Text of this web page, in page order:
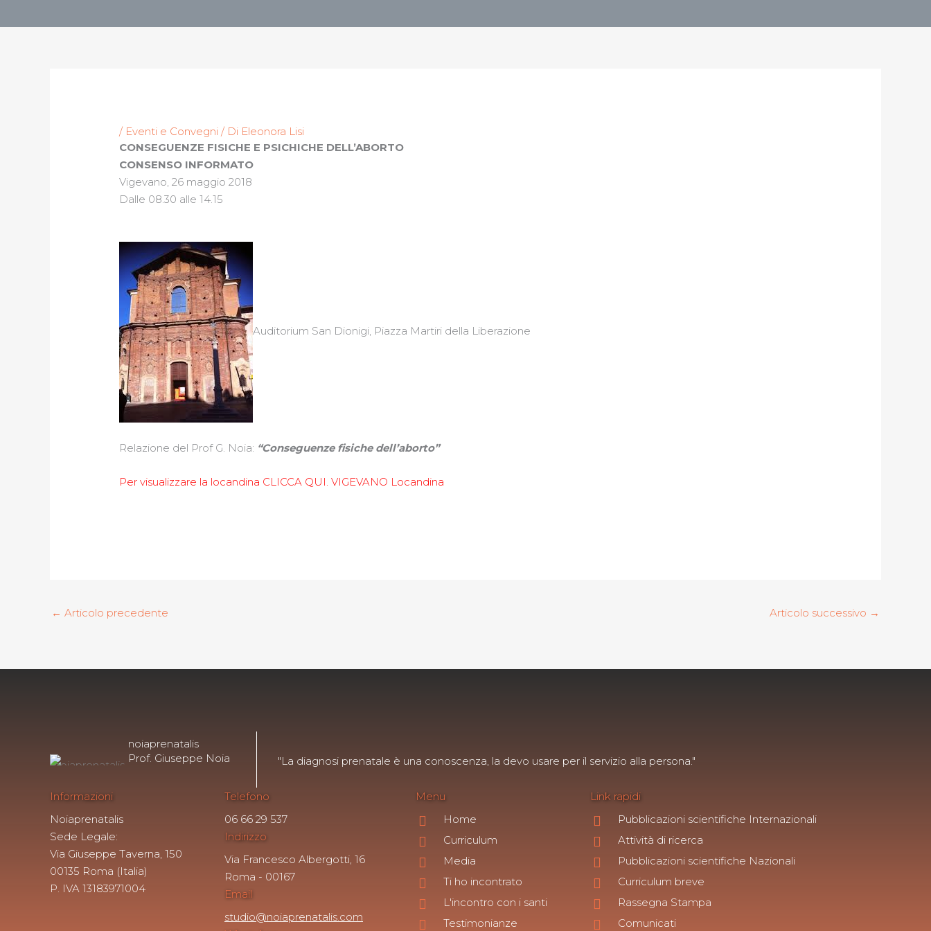
/ Eventi e Convegni / Di Eleonora Lisi
CONSEGUENZE FISICHE E PSICHICHE DELL’ABORTO
CONSENSO INFORMATO
Vigevano, 26 maggio 2018
Dalle 08.30 alle 14.15
Auditorium San Dionigi, Piazza Martiri della Liberazione
Relazione del Prof G. Noia: “Conseguenze fisiche dell’aborto”
Per visualizzare la locandina CLICCA QUI. VIGEVANO Locandina
← Articolo precedente Articolo successivo →
noiaprenatalis
Prof. Giuseppe Noia
"La diagnosi prenatale è una conoscenza, la devo usare per il servizio alla persona."
Informazioni
Noiaprenatalis
Sede Legale:
Via Giuseppe Taverna, 150
00135 Roma (Italia)
P. IVA 13183971004
Telefono
06 66 29 537
Indirizzo
Via Francesco Albergotti, 16
Roma - 00167
Email
studio@noiaprenatalis.com
Menu
Home
Curriculum
Media
Ti ho incontrato
L'incontro con i santi
Testimonianze
Link rapidi
Pubblicazioni scientifiche Internazionali
Attività di ricerca
Pubblicazioni scientifiche Nazionali
Curriculum breve
Rassegna Stampa
Comunicati